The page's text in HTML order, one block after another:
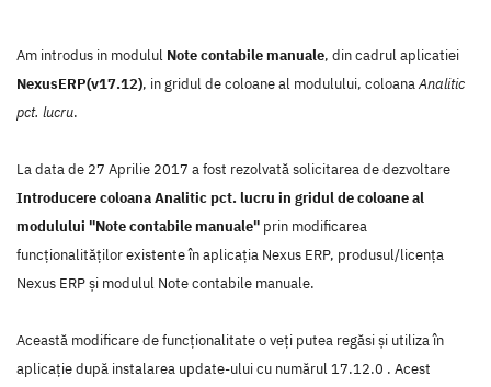
Am introdus in modulul Note contabile manuale, din cadrul aplicatiei
NexusERP(v17.12), in gridul de coloane al modulului, coloanaAnalitic
pct. lucru.
La data de 27 Aprilie 2017 a fost rezolvată solicitarea de dezvoltare
Introducere coloana Analitic pct. lucru in gridul de coloane al
modulului "Note contabile manuale" prin modificarea
funcţionalităţilor existente în aplicaţia Nexus ERP, produsul/licenţa
Nexus ERP şi modulul Note contabile manuale.
Această modificare de funcţionalitate o veţi putea regăsi şi utiliza în
aplicaţie după instalarea update-ului cu numărul 17.12.0 . Acest